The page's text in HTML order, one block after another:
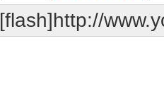
[flash]http://